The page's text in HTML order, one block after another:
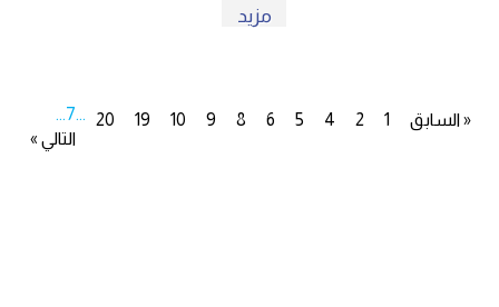
مزيد
« السابق 1
2
... 4
5
6
7 8
9
10
... 19
20
التالي »